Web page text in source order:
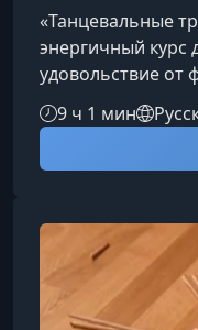
«Танцевальные
энергичный курс
удовольствие от
двигаться под
развивать
координацию и
которые помогут
динамичными и
объединяет
и ба
9 ч 1 мин